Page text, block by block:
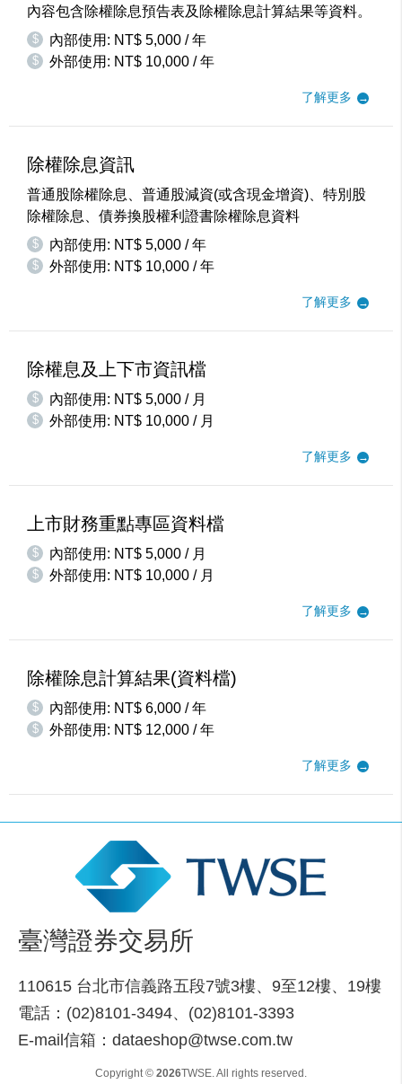
內容包含除權除息預告表及除權除息計算結果等資料。
$ 內部使用: NT$ 5,000 / 年
$ 外部使用: NT$ 10,000 / 年
了解更多
除權除息資訊
普通股除權除息、普通股減資(或含現金增資)、特別股
除權除息、債券換股權利證書除權除息資料
$ 內部使用: NT$ 5,000 / 年
$ 外部使用: NT$ 10,000 / 年
了解更多
除權息及上下市資訊檔
$ 內部使用: NT$ 5,000 / 月
$ 外部使用: NT$ 10,000 / 月
了解更多
上市財務重點專區資料檔
$ 內部使用: NT$ 5,000 / 月
$ 外部使用: NT$ 10,000 / 月
了解更多
除權除息計算結果(資料檔)
$ 內部使用: NT$ 6,000 / 年
$ 外部使用: NT$ 12,000 / 年
了解更多
臺灣證券交易所
110615 台北市信義路五段7號3樓、9至12樓、19樓
電話：(02)8101-3494、(02)8101-3393
E-mail信箱：dataeshop@twse.com.tw
Copyright © 2026TWSE. All rights reserved.